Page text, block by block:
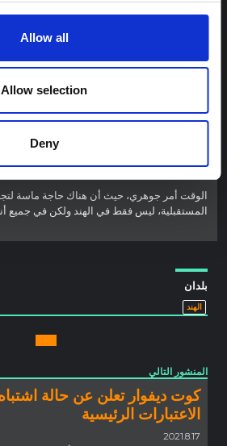
Allow all
Allow selection
Deny
الدولي أن يتنازل بشكل عاجل عن حقوق
للقاحات كوفيد-19 حتى يمكن تحقيق
اللقاحات وزيادة القدرة الإنتاجية.
ينبغي تركها لآليات خاصة.
وفي الاستجابة للوباء، هناك حاجة إلى اتخاذ
الرعاية الحرجة، ونشر اللقاحات بشكل عادل
يجب أن نبني عمليات قوية
الحقوق في الاحتياجات الأساسية مثل الغذاء
والمأوى.
المستقبلية، ليس فقط في الهند ولكن في جميع
بلدان
الهند
المنشور التالي
كوت ديفوار تعلن عن حالة اشتباه
الاعتبارات الرئيسية
2021.8.17